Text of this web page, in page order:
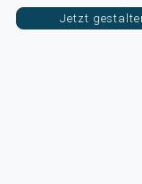
Jetzt